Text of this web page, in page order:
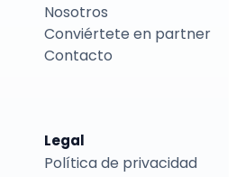
Nosotros
Conviértete en partner
Contacto
Legal
Política de privacidad